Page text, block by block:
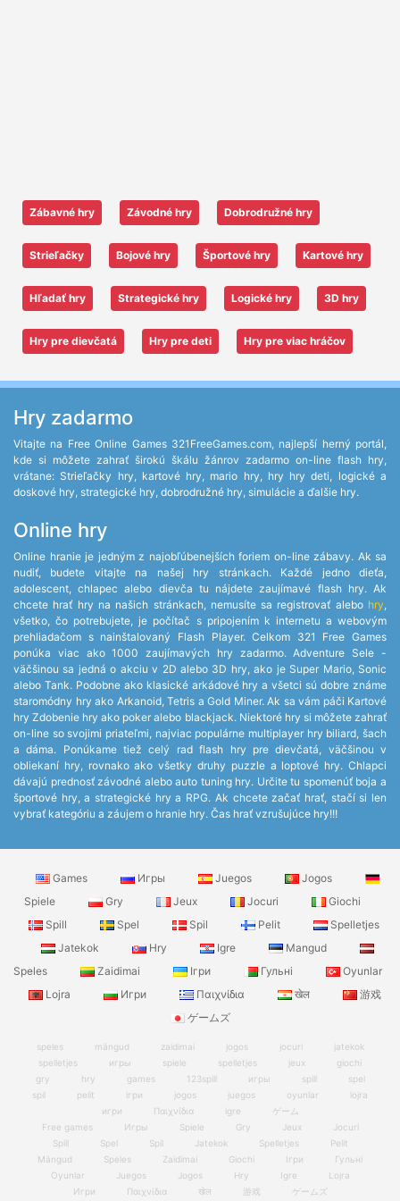
Zábavné hry Závodné hry Dobrodružné hry
Strieľačky Bojové hry Športové hry Kartové hry
Hľadať hry Strategické hry Logické hry 3D hry
Hry pre dievčatá Hry pre deti Hry pre viac hráčov
Hry zadarmo
Vitajte na Free Online Games 321FreeGames.com, najlepší herný portál,
kde si môžete zahrať širokú škálu žánrov zadarmo on-line flash hry,
vrátane: Strieľačky hry, kartové hry, mario hry, hry hry deti, logické a
doskové hry, strategické hry, dobrodružné hry, simulácie a ďalšie hry.
Online hry
Online hranie je jedným z najobľúbenejších foriem on-line zábavy. Ak sa
nudiť, budete vitajte na našej hry stránkach. Každé jedno dieťa,
adolescent, chlapec alebo dievča tu nájdete zaujímavé flash hry. Ak
chcete hrať hry na našich stránkach, nemusíte sa registrovať alebo hry,
všetko, čo potrebujete, je počítač s pripojením k internetu a webovým
prehliadačom s nainštalovaný Flash Player. Celkom 321 Free Games
ponúka viac ako 1000 zaujímavých hry zadarmo. Adventure Sele -
väčšinou sa jedná o akciu v 2D alebo 3D hry, ako je Super Mario, Sonic
alebo Tank. Podobne ako klasické arkádové hry a všetci sú dobre známe
staromódny hry ako Arkanoid, Tetris a Gold Miner. Ak sa vám páči Kartové
hry Zdobenie hry ako poker alebo blackjack. Niektoré hry si môžete zahrať
on-line so svojimi priateľmi, najviac populárne multiplayer hry biliard, šach
a dáma. Ponúkame tiež celý rad flash hry pre dievčatá, väčšinou v
obliekaní hry, rovnako ako všetky druhy puzzle a loptové hry. Chlapci
dávajú prednosť závodné alebo auto tuning hry. Určite tu spomenúť boja a
športové hry, a strategické hry a RPG. Ak chcete začať hrať, stačí si len
vybrať kategóriu a záujem o hranie hry. Čas hrať vzrušujúce hry!!!
Games Игры Juegos
Jogos
Spiele
Gry Jeux Jocuri
Giochi
Spill
Spel Spil Pelit
Spelletjes
Jatekok
Hry Igre
Mangud
Speles
Zaidimai Ігри Гульні
Oyunlar
Lojra
Игри Παιχνίδια खेल
游戏
ゲームズ
speles mängud zaidimai jogos jocuri
jatekok
spelletjes
игры spiele spelletjes jeux
giochi
gry
hry games 123spill игры spill
spel
spil
pelit ігри jogos juegos oyunlar
lojra
игри
Παιχνίδια igre
ゲーム
Free games
Игры Spiele Gry Jeux
Jocuri
Spill
Spel Spil Jatekok Spelletjes
Pelit
Mängud
Speles Zaidimai Giochi Ігри
Гульні
Oyunlar
Juegos Jogos Hry Igre
Lojra
Игри
Παιχνίδια खेल 游戏 ゲームズ